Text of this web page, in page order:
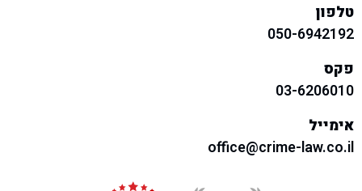
טלפון
050-6942192
פקס
03-6206010
אימייל
office@crime-law.co.il